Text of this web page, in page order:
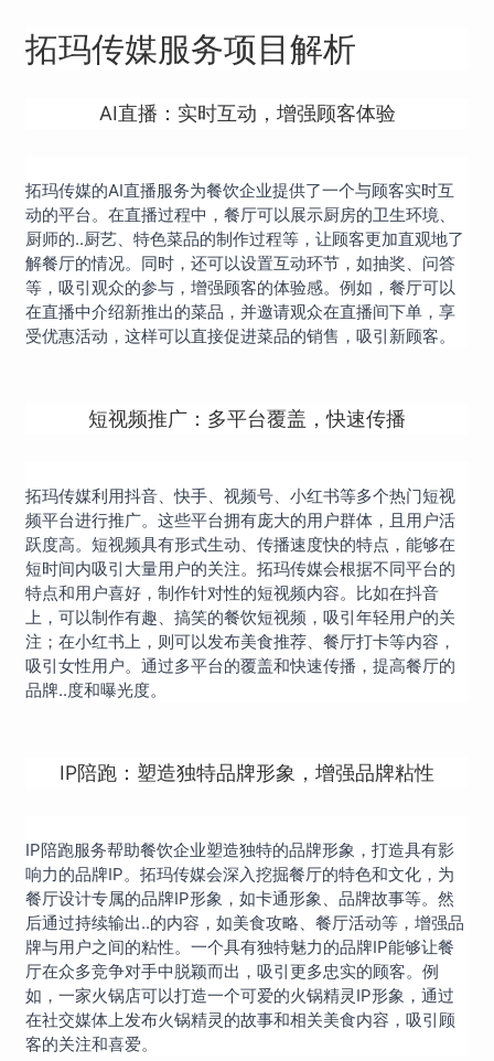
拓玛传媒服务项目解析
AI直播：实时互动，增强顾客体验
拓玛传媒的AI直播服务为餐饮企业提供了一个与顾客实时互
动的平台。在直播过程中，餐厅可以展示厨房的卫生环境、
厨师的..厨艺、特色菜品的制作过程等，让顾客更加直观地了
解餐厅的情况。同时，还可以设置互动环节，如抽奖、问答
等，吸引观众的参与，增强顾客的体验感。例如，餐厅可以
在直播中介绍新推出的菜品，并邀请观众在直播间下单，享
受优惠活动，这样可以直接促进菜品的销售，吸引新顾客。
短视频推广：多平台覆盖，快速传播
拓玛传媒利用抖音、快手、视频号、小红书等多个热门短视
频平台进行推广。这些平台拥有庞大的用户群体，且用户活
跃度高。短视频具有形式生动、传播速度快的特点，能够在
短时间内吸引大量用户的关注。拓玛传媒会根据不同平台的
特点和用户喜好，制作针对性的短视频内容。比如在抖音
上，可以制作有趣、搞笑的餐饮短视频，吸引年轻用户的关
注；在小红书上，则可以发布美食推荐、餐厅打卡等内容，
吸引女性用户。通过多平台的覆盖和快速传播，提高餐厅的
品牌..度和曝光度。
IP陪跑：塑造独特品牌形象，增强品牌粘性
IP陪跑服务帮助餐饮企业塑造独特的品牌形象，打造具有影
响力的品牌IP。拓玛传媒会深入挖掘餐厅的特色和文化，为
餐厅设计专属的品牌IP形象，如卡通形象、品牌故事等。然
后通过持续输出..的内容，如美食攻略、餐厅活动等，增强品
牌与用户之间的粘性。一个具有独特魅力的品牌IP能够让餐
厅在众多竞争对手中脱颖而出，吸引更多忠实的顾客。例
如，一家火锅店可以打造一个可爱的火锅精灵IP形象，通过
在社交媒体上发布火锅精灵的故事和相关美食内容，吸引顾
客的关注和喜爱。